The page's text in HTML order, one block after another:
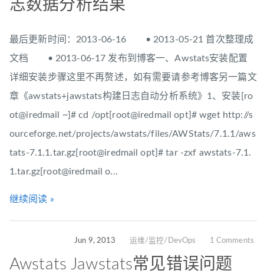
志数据分析结果
最后更新时间：2013-06-16 • 2013-05-21 首次整理成
文档 • 2013-06-17 发布到博客一、Awstats安装配置
详细安装步骤这里不再赘述，如有需要请参考博客另一篇文
章《awstats+jawstats构建日志自动分析系统》1、安装[ro
ot@iredmail ~]# cd /opt[root@iredmail opt]# wget http://s
ourceforge.net/projects/awstats/files/AWStats/7.1.1/aws
tats-7.1.1.tar.gz[root@iredmail opt]# tar -zxf awstats-7.1.
1.tar.gz[root@iredmail o...
继续阅读 »
Jun 9, 2013 运维/监控/DevOps 1 Comments
Awstats Jawstats常见错误问题